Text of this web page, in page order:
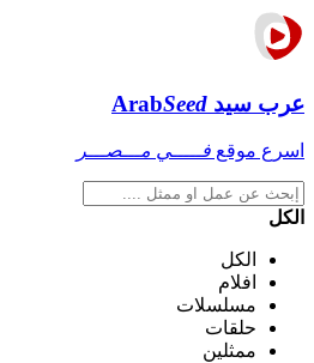
عرب سيد ArabSeed
اسرع موقع فـــــي مـــصـــر
الكل
الكل
افلام
مسلسلات
حلقات
ممثلين